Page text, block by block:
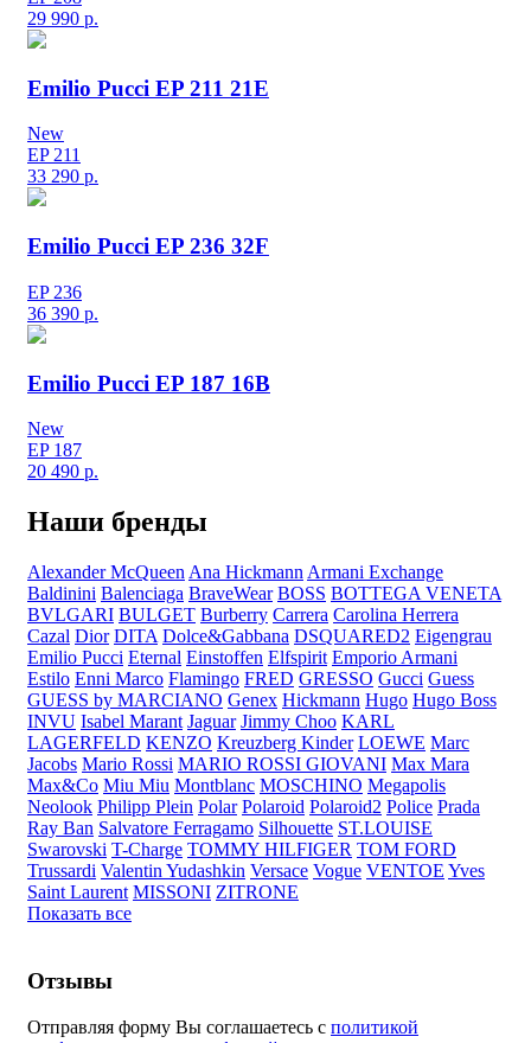
29 990 р.
Emilio Pucci EP 211 21E
New
EP 211
33 290 р.
Emilio Pucci EP 236 32F
EP 236
36 390 р.
Emilio Pucci EP 187 16B
New
EP 187
20 490 р.
Наши бренды
Alexander McQueen Ana Hickmann Armani Exchange
Baldinini Balenciaga BraveWear BOSS BOTTEGA VENETA
BVLGARI BULGET Burberry Carrera Carolina Herrera
Cazal Dior DITA Dolce&Gabbana DSQUARED2 Eigengrau
Emilio Pucci Eternal Einstoffen Elfspirit Emporio Armani
Estilo Enni Marco Flamingo FRED GRESSO Gucci Guess
GUESS by MARCIANO Genex Hickmann Hugo Hugo Boss
INVU Isabel Marant Jaguar Jimmy Choo KARL
LAGERFELD KENZO Kreuzberg Kinder LOEWE Marc
Jacobs Mario Rossi MARIO ROSSI GIOVANI Max Mara
Max&Co Miu Miu Montblanc MOSCHINO Megapolis
Neolook Philipp Plein Polar Polaroid Polaroid2 Police Prada
Ray Ban Salvatore Ferragamo Silhouette ST.LOUISE
Swarovski T-Charge TOMMY HILFIGER TOM FORD
Trussardi Valentin Yudashkin Versace Vogue VENTOE Yves
Saint Laurent MISSONI ZITRONE
Показать все
Отзывы
Отправляя форму Вы соглашаетесь с политикой